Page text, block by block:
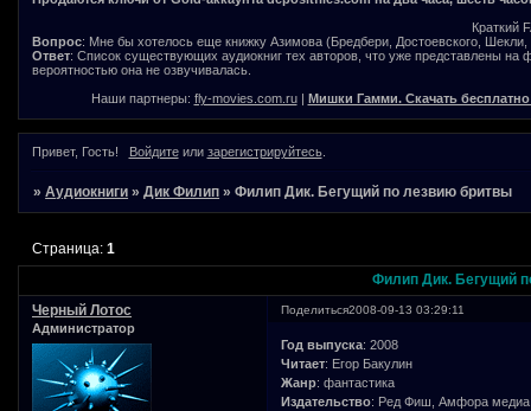
Краткий
Вопрос: Мне бы хотелось еще книжку Азимова (Бредбери, Достоевского, Шекли,
Ответ: Список существующих аудиокниг тех авторов, что уже представлены на
вероятностью она не озвучивалась.
Наши партнеры: fly-movies.com.ru| Мишки Гамми. Скачать
Привет, Гость! Войдитеили зарегистрируйтесь.
»Аудиокниги »Дик Филип »Филип Дик. Бегущий по лезвию бритвы
Филип Дик. Бегущий
Страница:1
Поделиться2008-09-13 03:29:11
Черный Лотос
Администратор
Год выпуска: 2008
Читает: Егор Бакулин
Жанр: фантастика
Издательство: Ред Фиш, Амфора медиа